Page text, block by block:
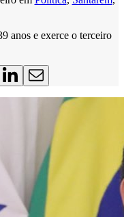
anos e exerce o terceiro